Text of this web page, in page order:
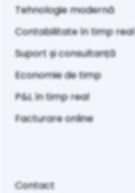
Tehnologie modernă
Contabilitate în timp real
Suport și consultanță
Economie de timp
P&L în timp real
Facturare online
Contact